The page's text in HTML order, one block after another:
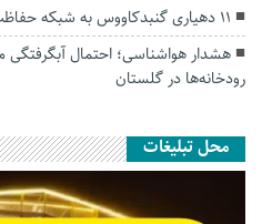
۱۱ دهیاری گنبدکاووس به شبکه حفاظت مردمی منابع طبیعی پیوستند
هشدار هواشناسی؛ احتمال آبگرفتگی
رودخانه‌ها در گلستان
محل تبلیغات